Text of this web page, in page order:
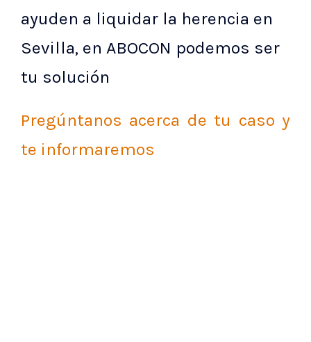
ayuden a liquidar la herencia en
Sevilla, en ABOCON podemos ser
tu solución
Pregúntanos acerca de tu caso y
te informaremos